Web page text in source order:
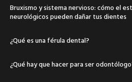
Bruxismo y sistema nervioso: cómo el
neurológicos pueden dañar tus dientes
¿Qué es una férula dental?
¿Qué hay que hacer para ser